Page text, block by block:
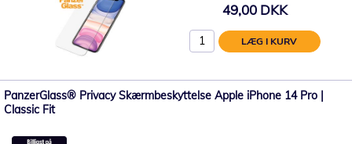
49,00 DKK
LÆG I KURV
PanzerGlass® Privacy Skærmbeskyttelse Apple iPhone 14 Pro |
Classic Fit